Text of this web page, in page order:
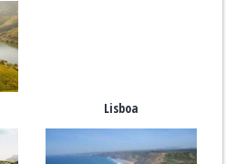
Lisboa